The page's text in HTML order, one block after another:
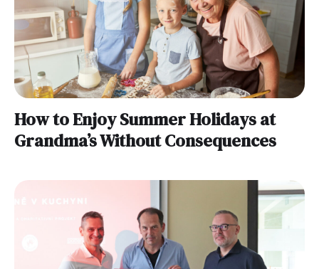
How to Enjoy Summer Holidays at
Grandma’s Without Consequences